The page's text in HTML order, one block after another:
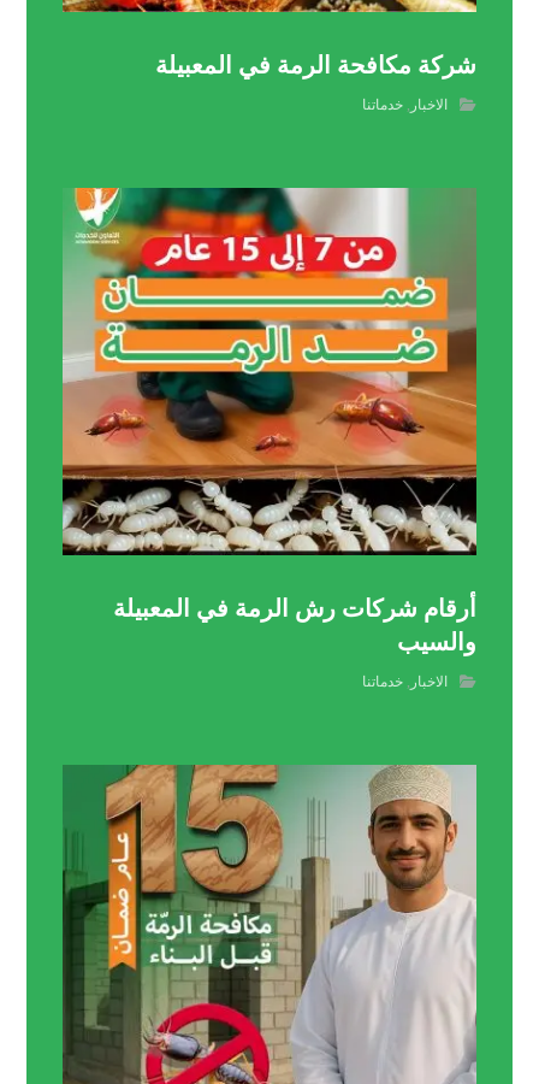
شركة مكافحة الرمة في المعبيلة
الاخبار ,خدماتنا
أرقام شركات رش الرمة في المعبيلة
والسيب
الاخبار ,خدماتنا